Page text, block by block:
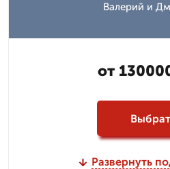
Валерий и
от
Развернуть